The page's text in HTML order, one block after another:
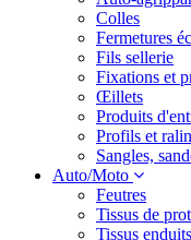
Colles
Fermetures
Fils sellerie
Fixations et
Œillets
Produits
Profils et
Sangles,
Auto/Moto
Feutres
Tissus de
Tissus